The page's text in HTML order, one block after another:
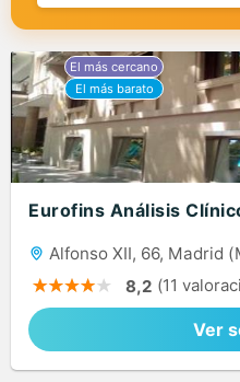
Eurofins Análisis
Alfonso XII, 66, Madrid
8,2 (11
Ver